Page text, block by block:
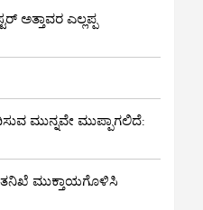
ಅತ್ತಾವರ ಎಲ್ಲಪ್ಪ
ಮುನ್ನವೇ ಮುಪ್ಪಾಗಲಿದೆ:
ತನಿಖೆ ಮುಕ್ತಾಯಗೊಳಿಸಿ